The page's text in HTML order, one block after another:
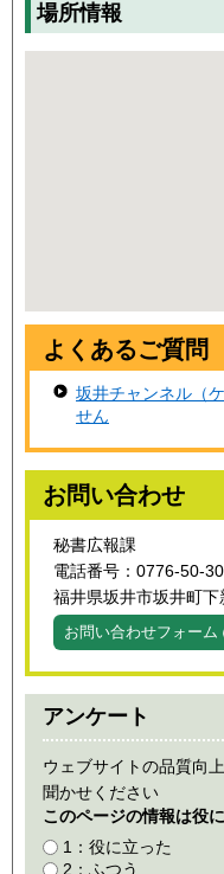
場所情報
よくあるご質問
坂井チャンネル（
せん
お問い合わせ
秘書広報課
電話番号：0776-50-
福井県坂井市坂井町下
お問い合わせフォーム
アンケート
ウェブサイトの品質向
聞かせください
このページの情報は役
1：役に立った
2：ふつう